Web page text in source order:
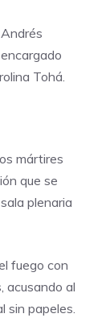
Tohá.
mártires
que se
plenaria
fuego con
acusando al
sin papeles.